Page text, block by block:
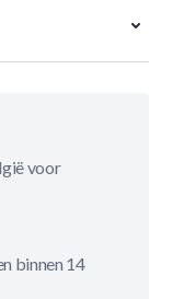
voor
binnen 14